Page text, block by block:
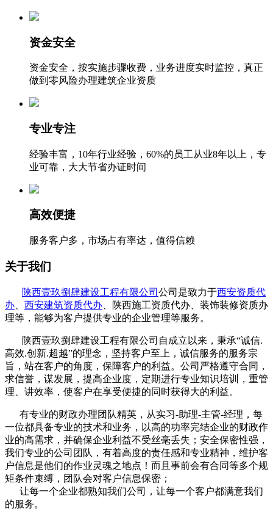
资金安全
资金安全，按实施步骤收费，业务进度实时监控，真正
做到零风险办理建筑企业资质
专业专注
经验丰富，10年行业经验，60%的员工从业8年以上，专
业可靠，大大节省办证时间
高效便捷
服务客户多，市场占有率达，值得信赖
关于我们
陕西壹玖捌肆建设工程有限公司 公司是致力于西安资质代
办
西安建筑资质代办 、陕西施工资质代办、装饰装修资质办
理等，能够为客户提供专业的企业管理等服务。
陕西壹玖捌肆建设工程有限公司自成立以来，秉承“诚信.
高效.创新.超越”的理念，坚持客户至上，诚信服务的服务宗
旨，站在客户的角度，保障客户的利益。公司严格遵守合同，
求信誉，谋发展，提高企业度，定期进行专业知识培训，重管
理、讲效率，使客户在享受便捷的同时获得大的利益。
有专业的财政办理团队精英，从实习-助理-主管-经理，每
一位都具备专业的技术和业务，以高的功率完结企业的财政作
业的高需求，并确保企业利益不受丝毫丢失；安全保密性强，
我们专业的公司团队，有着高度的责任感和专业精神，维护客
户信息是他们的作业灵魂之地点！而且事前会有合同等多个规
矩条件束缚，团队会对客户信息保密；
让每一个企业都熟知我们公司，让每一个客户都满意我们
的服务。